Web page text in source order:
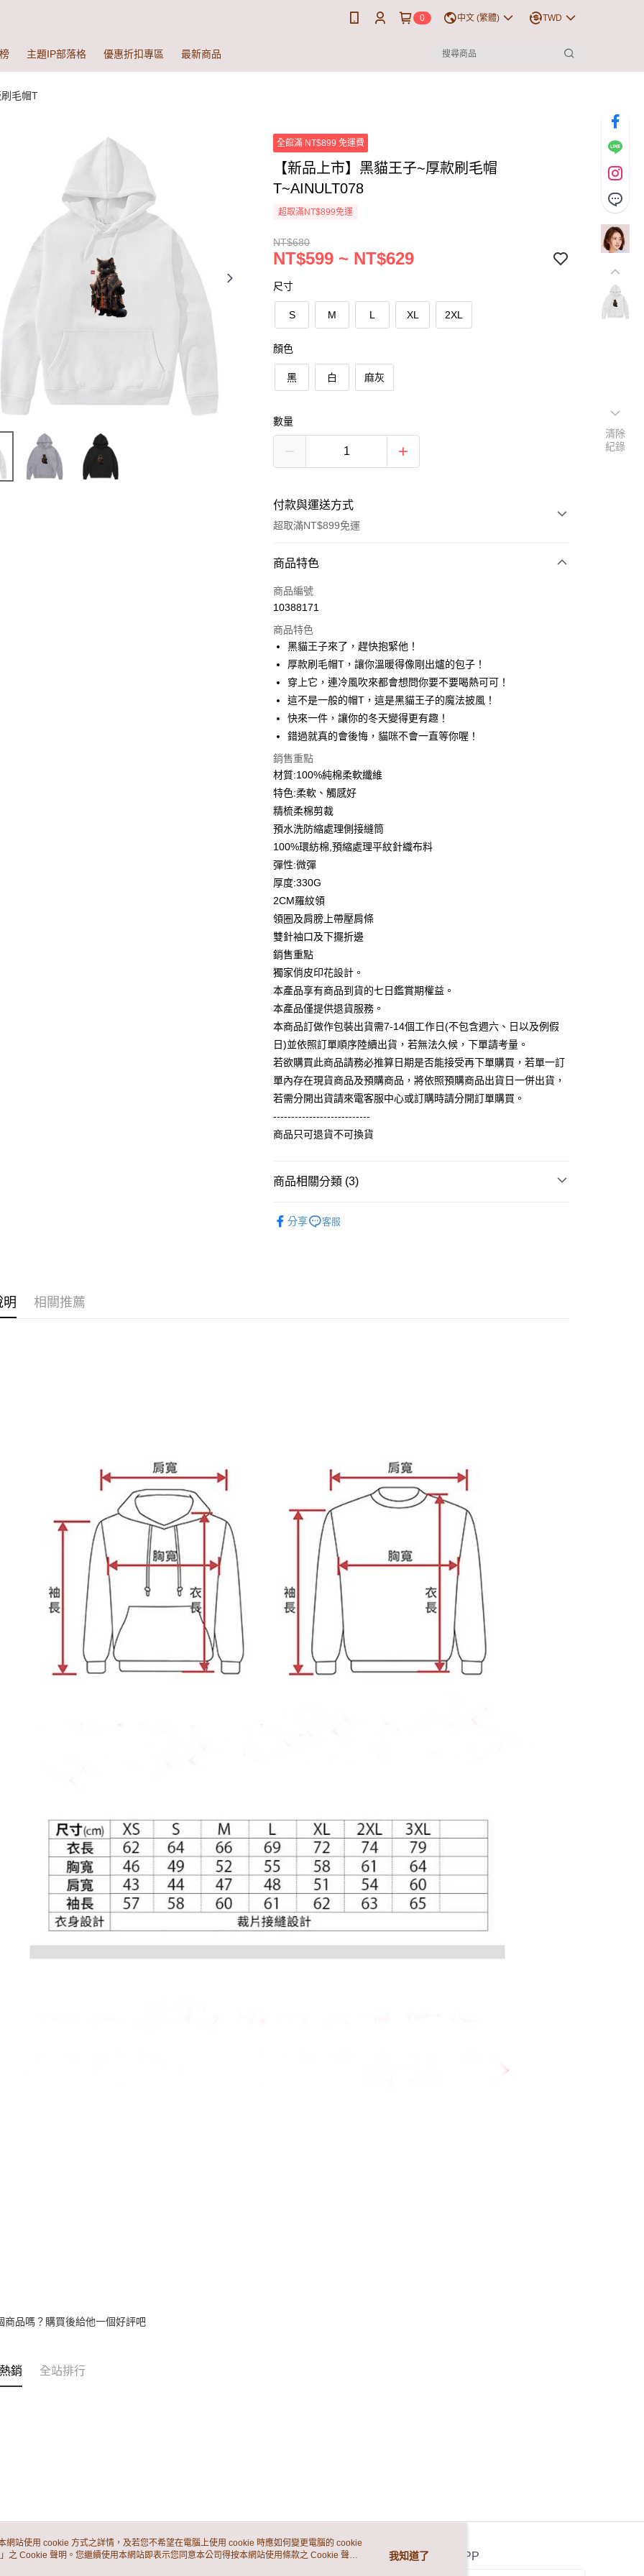
0 中文 (繁體) TWD
主題IP部落格 優惠折扣專區 最新商品
毛帽T
全館滿 NT$899 免運費
【新品上市】黑貓王子~厚款刷毛帽
T~AINULT078
超取滿NT$899免運
NT$680
NT$599 ~ NT$629
尺寸
S M L XL 2XL
顏色
黑 白 麻灰
數量
付款與運送方式
超取滿NT$899免運
付款方式
信用卡一次付款
3 期 0 利率 每期 NT$199
合作金庫商業銀行
第一商業銀行
華南商業銀行
彰化商業銀行
國泰世華商業銀行
兆豐國際商業銀行
臺灣中小企業銀行
台中商業銀行
匯豐（台灣）商業銀行
華泰商業銀行
聯邦商業銀行
玉山商業銀行
台新國際商業銀行
台灣樂天信用卡公司
6 期 0 利率 每期NT$99
合作金庫商業銀行
第一商業銀行
華南商業銀行
彰化商業銀行
上海商業儲蓄銀行
台北富邦商業銀行
臺灣中小企業銀行
台中商業銀行
匯豐（台灣）商業銀行
聯邦商業銀行
元大商業銀行
台新國際商業銀行
台灣樂天信用卡公司
12 期 0 利率 每期NT$49
合作金庫商業銀行
第一商業銀行
華南商業銀行
彰化商業銀行
上海商業儲蓄銀行
台北富邦商業銀行
臺灣中小企業銀行
匯豐（台灣）商業銀行
聯邦商業銀行
元大商業銀行
玉山商業銀行
台灣樂天信用卡公司
超商取貨付款
LINE Pay
Apple Pay
街口支付
悠遊付
Google Pay
全盈+PAY
大哥付你分期
【大哥付你分期使用說明】
1.本服務由台灣大哥大提供，台灣大哥大用戶可立即使用無須另外申請。
2.付款方式選擇「大哥付你分期」，訂單成立後會自動跳轉到大哥付的交易
完成交易。
3.實際核准額度、可分期數及費用金額請依後續交易確認頁面所載為準。
4.訂單成立30分鐘內，如未前往確認交易或遇審核未通過，訂單將自動取
消。如遇「轉專審核」未通過狀況，表示未達大哥付你分期系統評分，恕
無法說明評估內容。
【繳款方式說明】
醒簡訊。
2.透過簡訊連結打開帳單後，可選擇「超商條碼／台灣大直營門市／銀行轉
帳／街口支付／iPASS MONEY」等通路繳費。
【注意事項】
1.本服務係由「台灣大哥大股份有限公司」（以下簡稱本公司）所提供，讓
資料（包含姓名、電話或地址）提供予台灣大哥大進項蒐集、處理及利
AFTEE先享後付
相關說明
【關於「AFTEE先享後付」】
AFTEE先享後付是「在收到商品之後才付款」的支付方式。 讓您購物簡單
便利好安心！
１．簡單：不需註冊會員、不需綁卡、不需儲值。
３．安心：先確認商品／服務後，再付款。
【「AFTEE先享後付」結帳流程】
１．於結帳方式選擇「AFTEE先享後付」後，將跳轉至「AFTEE先享後
付」結帳頁面，進行簡訊認證並確認金額後，即可完成結帳。
２．訂單成立數日內，您將收到繳費通知簡訊。
／ATM／網路銀行／等多元方式進行付款，方視為交易完成。
※ 請注意：結帳手續完成當下不需立刻繳費，但若您需要取消訂單，請聯
※ 交易是否成功請以「AFTEE先享後付 」之結帳頁面顯示為準，若有關於
是否繳費成功／繳費後需取消欲退款等相關疑問，請聯繫「AFTEE先享後
【注意事項】
ATM付款
運送方式
全家付款取貨
每筆NT$65，滿NT$899(含以上)免運費
付款後全家取貨
每筆NT$60，滿NT$899(含以上)免運費
7-11付款取貨
付款後7-11取貨
商品特色
商品編號
10388171
商品特色
黑貓王子來了，趕快抱緊他！
厚款刷毛帽T，讓你溫暖得像剛出爐的包子！
穿上它，連冷風吹來都會想問你要不要喝熱可可！
這不是一般的帽T，這是黑貓王子的魔法披風！
快來一件，讓你的冬天變得更有趣！
錯過就真的會後悔，貓咪不會一直等你喔！
銷售重點
材質:100%純棉柔軟纖維
特色:柔軟、觸感好
精梳柔棉剪裁
預水洗防縮處理側接縫筒
100%環紡棉,預縮處理平紋針織布料
彈性:微彈
厚度:330G
2CM羅紋領
領圈及肩膀上帶壓肩條
雙針袖口及下擺折邊
銷售重點
獨家俏皮印花設計。
本產品享有商品到貨的七日鑑賞期權益。
本產品僅提供退貨服務。
本商品訂做作包裝出貨需7-14個工作日(不包含週六、日以及例假
日)並依照訂單順序陸續出貨，若無法久候，下單請考量。
若欲購買此商品請務必推算日期是否能接受再下單購買，若單一訂
單內存在現貨商品及預購商品，將依照預購商品出貨日一併出貨，
若需分開出貨請來電客服中心或訂購時請分開訂單購買。
---------------------------
商品只可退貨不可換貨
商品相關分類 (3)
分享 客服
明 相關推薦
商品嗎？購買後給他一個好評吧
銷 全站排行
關於我們 客服資訊 官方APP
清除
紀錄
網站使用 cookie 方式之詳情，及若您不希望在電腦上使用 cookie 時應如何變更電腦的 cookie
」之 Cookie 聲明。您繼續使用本網站即表示您同意本公司得按本網站使用條款之 Cookie 聲明
我知道了